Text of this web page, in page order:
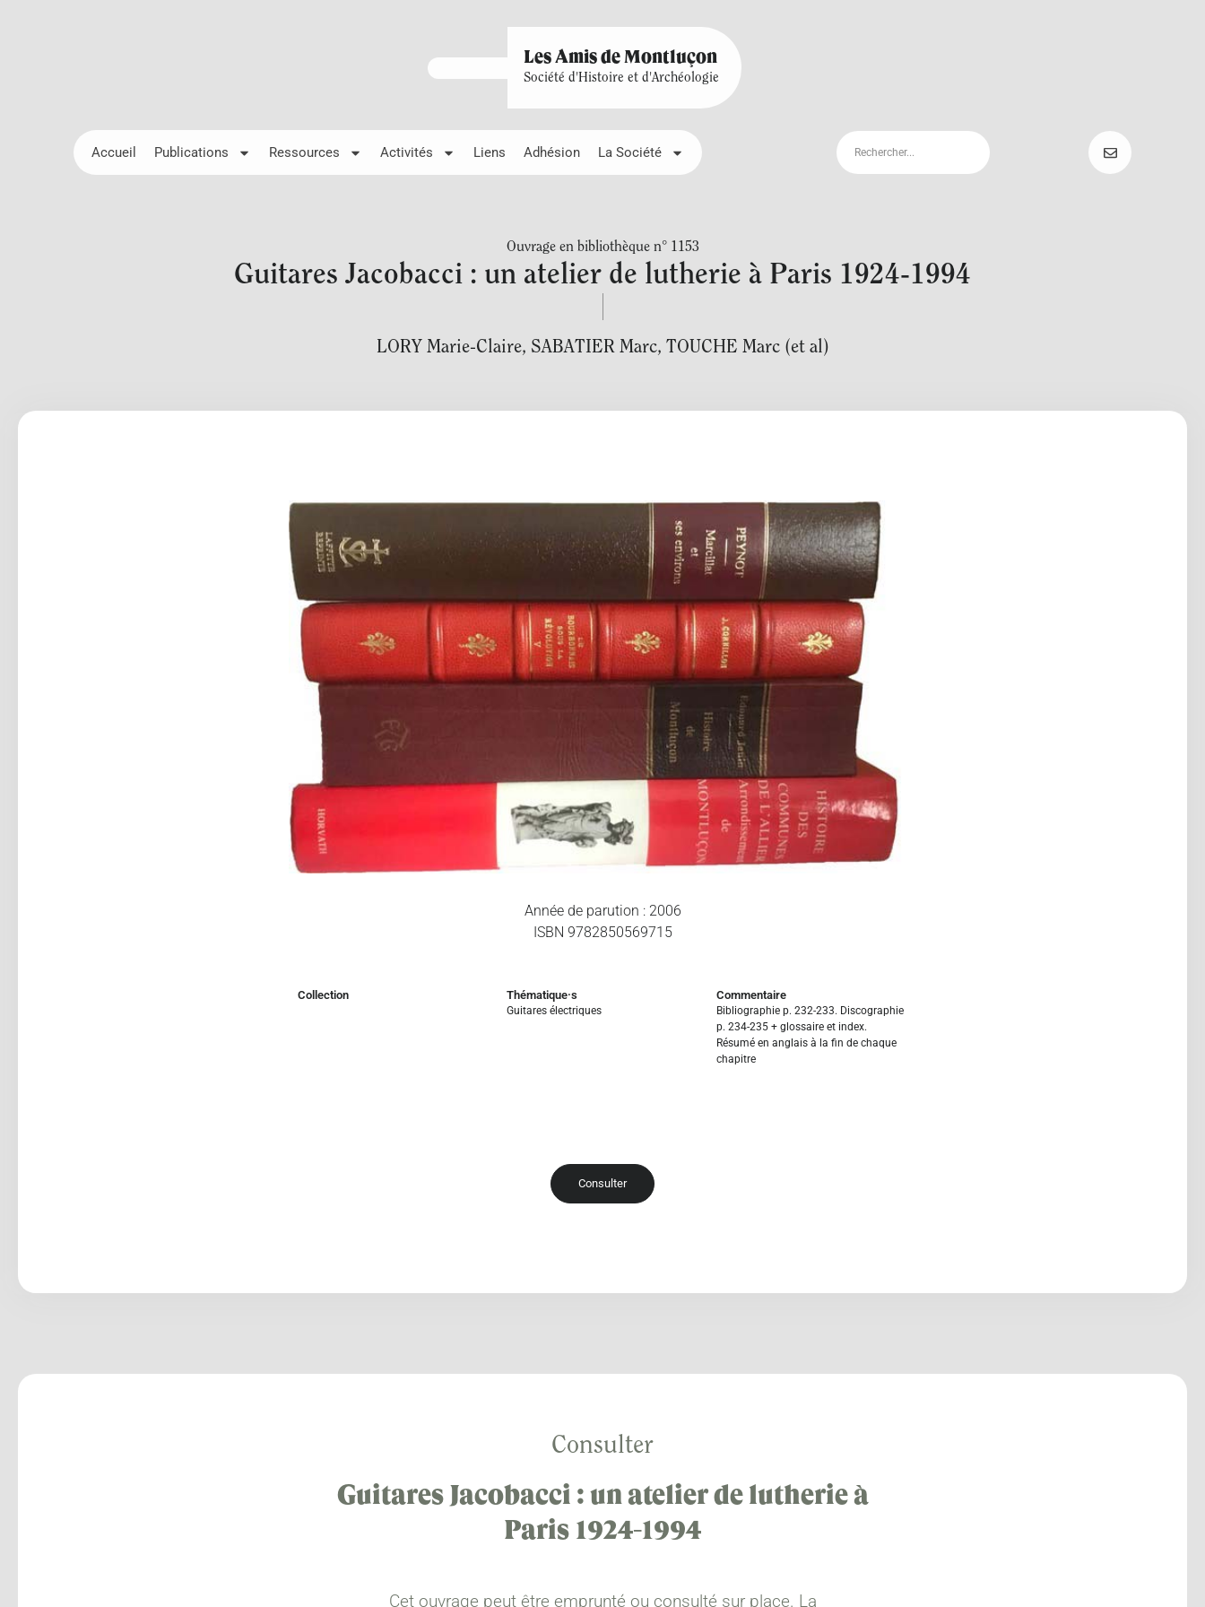
Les Amis de Montluçon
Société d'Histoire et d'Archéologie
Accueil Publications Ressources Activités Liens Adhésion La Société
Ouvrage en bibliothèque n° 1153
Guitares Jacobacci : un atelier de lutherie à Paris 1924-1994
LORY Marie-Claire, SABATIER Marc, TOUCHE Marc (et al)
Année de parution : 2006
ISBN 9782850569715
Collection Thématique·s
Guitares électriques
Commentaire
Bibliographie p. 232-233. Discographie
p. 234-235 + glossaire et index.
Résumé en anglais à la fin de chaque
chapitre
Consulter
Consulter
Guitares Jacobacci : un atelier de lutherie à
Paris 1924-1994
Cet ouvrage peut être emprunté ou consulté sur place. La